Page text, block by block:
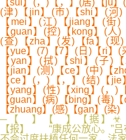
【sui】(，)【，】(居)【ju
(津)【jin】(市)【shi】(河
【mei】(江)【jiang】(街
【guan】(控)【kong】(人
(查)【zha】(发)【fa】(现
【yue】(7)【7】(日)【ri
【yan】(拭)【shi】(子)
【jian】(测)【ce】(中)【
【ce】(，)【，】(结)【
【yang】(性)【xing】(，
【guan】(病)【bing】(毒)
【zhuang】(感)【gan】(染)
─【 】【 】【据】☣【
【报】 “康成公放心。”吕